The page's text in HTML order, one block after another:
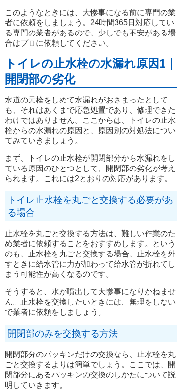
このようなときには、大惨事になる前に専門の業
者に依頼をしましょう。24時間365日対応してい
る専門の業者があるので、少しでも不安がある場
合はプロに依頼してください。
トイレの止水栓の水漏れ原因1｜
開閉部の劣化
水道の元栓をしめて水漏れがおさまったとして
も、それはあくまで応急処置であり、修理できた
わけではありません。ここからは、トイレの止水
栓からの水漏れの原因と、原因別の対処法につい
てみていきましょう。
まず、トイレの止水栓が開閉部分から水漏れをし
ている原因のひとつとして、開閉部の劣化が考え
られます。これには2とおりの対応があります。
トイレ止水栓を丸ごと交換する必要があ
る場合
止水栓を丸ごと交換する方法は、難しい作業のた
め業者に依頼することをおすすめします。という
のも、止水栓を丸ごと交換する場合、止水栓を外
すときに給水管に力が加わって給水管が折れてし
まう可能性が高くなるのです。
そうすると、水が噴出して大惨事になりかねませ
ん。止水栓を交換したいときには、無理をしない
で業者に依頼をしましょう。
開閉部のみを交換する方法
開閉部分のパッキンだけの交換なら、止水栓を丸
ごと交換するよりは簡単でしょう。ここでは、開
閉部分にあるパッキンの交換のしかたについて説
明していきます。